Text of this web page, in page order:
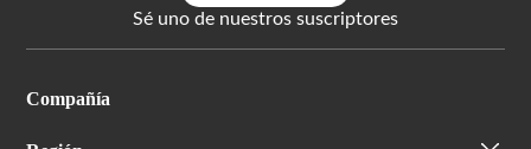
Sé uno de nuestros suscriptores
Compañía